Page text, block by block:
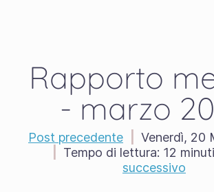
Rapporto
- marzo
Post precedente
Venerdì, 20
Tempo di lettura: 12 minuti
successivo